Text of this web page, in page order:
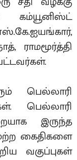
கம்யூனிஸ்ட்
ராமமூர்த்தி
பெல்லாரி
பெல்லாரி
இருந்த
கைதிகளை
வகுப்புகள்